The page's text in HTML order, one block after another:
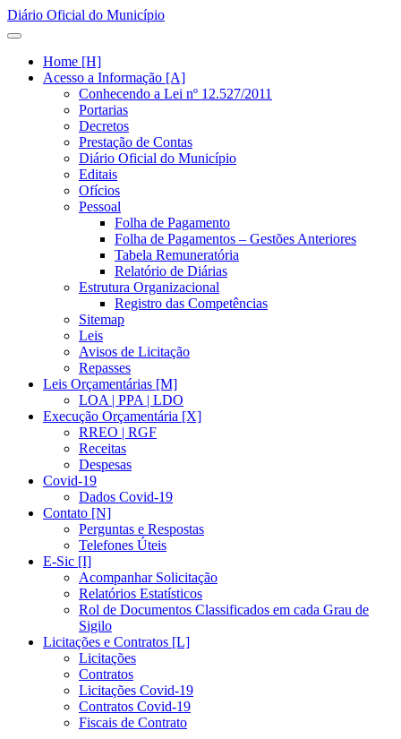
Diário Oficial do Município
Home [H]
Acesso a Informação [A]
Conhecendo a Lei nº 12.527/2011
Portarias
Decretos
Prestação de Contas
Diário Oficial do Município
Editais
Ofícios
Pessoal
Folha de Pagamento
Folha de Pagamentos – Gestões Anteriores
Tabela Remuneratória
Relatório de Diárias
Estrutura Organizacional
Registro das Competências
Sitemap
Leis
Avisos de Licitação
Repasses
Leis Orçamentárias [M]
LOA | PPA | LDO
Execução Orçamentária [X]
RREO | RGF
Receitas
Despesas
Covid-19
Dados Covid-19
Contato [N]
Perguntas e Respostas
Telefones Úteis
E-Sic [I]
Acompanhar Solicitação
Relatórios Estatísticos
Rol de Documentos Classificados em cada Grau de
Sigilo
Licitações e Contratos [L]
Licitações
Contratos
Licitações Covid-19
Contratos Covid-19
Fiscais de Contrato